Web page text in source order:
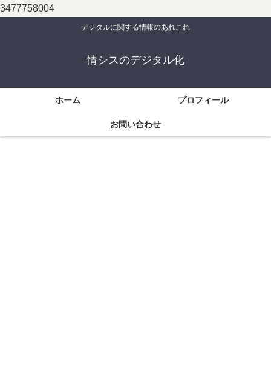
3477758004
デジタルに関する情報のあれこれ
情シスのデジタル化
ホーム プロフィール
お問い合わせ